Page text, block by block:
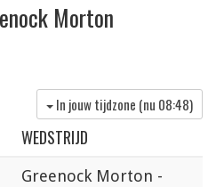
Morton
In jouw tijdzone (nu 08:48)
WEDSTRIJD
Greenock Morton -